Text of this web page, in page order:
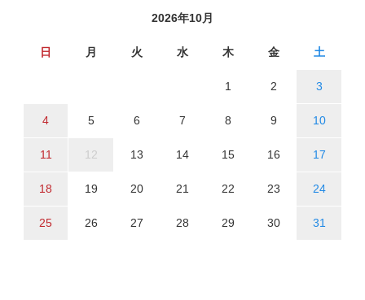
2026年10月
日 月 火 水 木 金 土
1 2 3
4 5 6 7 8 9 10
11 12 13 14 15 16 17
18 19 20 21 22 23 24
25 26 27 28 29 30 31